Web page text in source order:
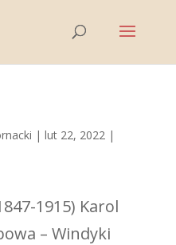
| lut 22, 2022|
1915) Karol
– Windyki